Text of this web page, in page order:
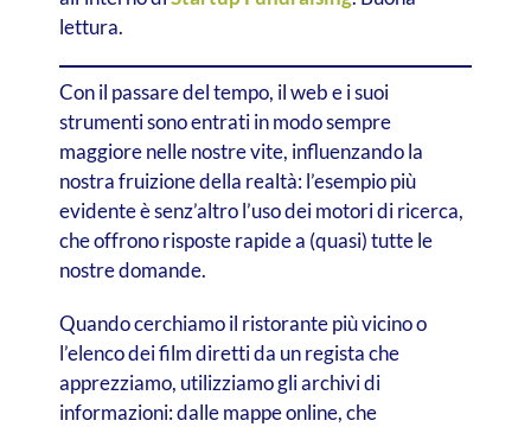
lettura.
Con il passare del tempo, il web e i suoi
strumenti sono entrati in modo sempre
maggiore nelle nostre vite, influenzando la
nostra fruizione della realtà: l’esempio più
evidente è senz’altro l’uso dei motori di ricerca,
che offrono risposte rapide a (quasi) tutte le
nostre domande.
Quando cerchiamo il ristorante più vicino o
l’elenco dei film diretti da un regista che
apprezziamo, utilizziamo gli archivi di
informazioni: dalle mappe online, che